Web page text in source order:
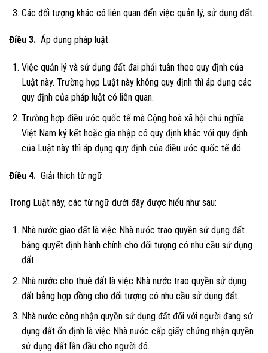
Các đối tượng khác có liên quan đến việc quản lý, sử dụng đất.
Điều 3. Áp dụng pháp luật
Việc quản lý và sử dụng đất đai phải tuân theo quy định của
Luật này. Trường hợp Luật này không quy định thì áp dụng các
quy định của pháp luật có liên quan.
Trường hợp điều ước quốc tế mà Cộng hoà xã hội chủ nghĩa
Việt Nam ký kết hoặc gia nhập có quy định khác với quy định
của Luật này thì áp dụng quy định của điều ước quốc tế đó.
Điều 4. Giải thích từ ngữ
Trong Luật này, các từ ngữ dưới đây được hiểu như sau:
Nhà nước giao đất là việc Nhà nước trao quyền sử dụng đất
bằng quyết định hành chính cho đối tượng có nhu cầu sử dụng
đất.
Nhà nước cho thuê đất là việc Nhà nước trao quyền sử dụng
đất bằng hợp đồng cho đối tượng có nhu cầu sử dụng đất.
Nhà nước công nhận quyền sử dụng đất đối với người đang sử
dụng đất ổn định là việc Nhà nước cấp giấy chứng nhận quyền
sử dụng đất lần đầu cho người đó.